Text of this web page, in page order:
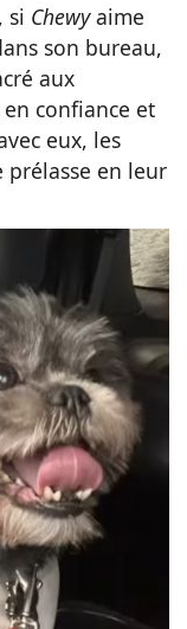
si Chewyaime
son bureau,
aux
confiance et
eux, les
prélasse en leur